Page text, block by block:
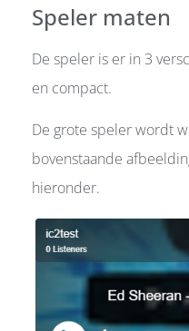
Speler maten
De speler is er in 3
en compact.
De grote speler wordt
bovenstaande
hieronder.